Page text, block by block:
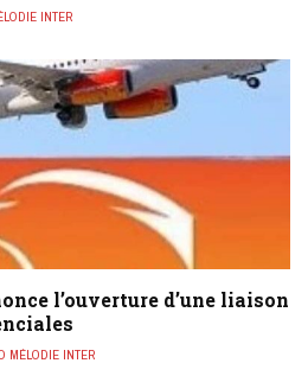
INTER
l’ouverture d’une liaison
MÉLODIE INTER